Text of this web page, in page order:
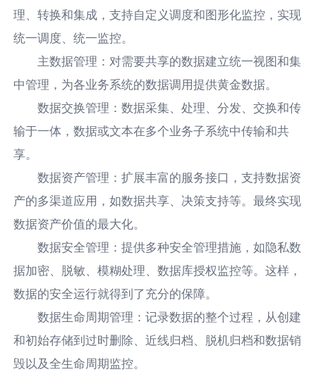
理、转换和集成，支持自定义调度和图形化监控，实现
统一调度、统一监控。
主数据管理：对需要共享的数据建立统一视图和集
中管理，为各业务系统的数据调用提供黄金数据。
数据交换管理：数据采集、处理、分发、交换和传
输于一体，数据或文本在多个业务子系统中传输和共
享。
数据资产管理：扩展丰富的服务接口，支持数据资
产的多渠道应用，如数据共享、决策支持等。最终实现
数据资产价值的最大化。
数据安全管理：提供多种安全管理措施，如隐私数
据加密、脱敏、模糊处理、数据库授权监控等。这样，
数据的安全运行就得到了充分的保障。
数据生命周期管理：记录数据的整个过程，从创建
和初始存储到过时删除、近线归档、脱机归档和数据销
毁以及全生命周期监控。